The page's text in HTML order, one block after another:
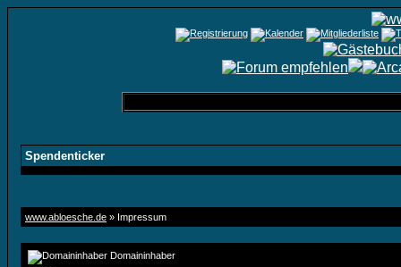
Spendenticker
www.abloesche.de » Impressum
Domaininhaber